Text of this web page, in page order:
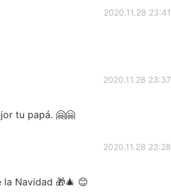
2020.11.28 23:41
2020.11.28 23:37
tu papá. 🤗🤗
2020.11.28 23:28
Navidad 🎁🎄 😊